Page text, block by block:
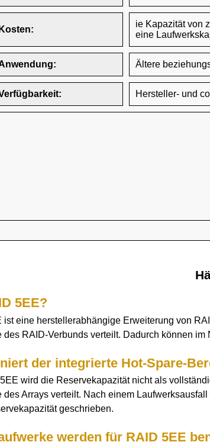
Kosten:
ie Kapazität von
eine
Ältere
Hersteller- und
5EE?
ist eine herstellerabhängige Erweiterung von
des RAID-Verbunds verteilt. Dadurch können
der integrierte Hot-Spare-
wird die Reservekapazität nicht als
des Arrays verteilt. Nach einem
geschrieben.
werden für RAID 5EE